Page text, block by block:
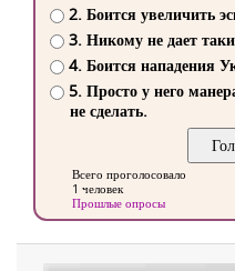
2. Боится увеличить
3. Никому не дает
4. Боится нападения
5. Просто у него
не сделать.
Всего проголосовало
1 человек
Прошлые опросы